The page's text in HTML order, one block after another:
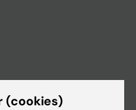
(cookies)